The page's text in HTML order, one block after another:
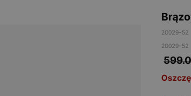
20029-52
20029-52